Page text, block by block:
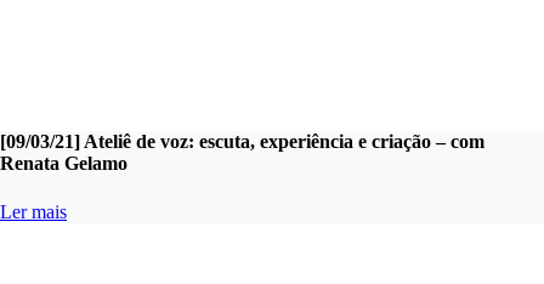
[09/03/21] Ateliê de voz: escuta, experiência e criação – com
Renata Gelamo
Ler mais